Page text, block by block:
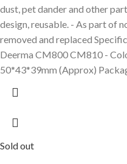
dust, pet dander and other
design, reusable. - As part of
removed and replaced
Deerma CM800 CM810 -
50*43*39mm (Approx)
Sold out